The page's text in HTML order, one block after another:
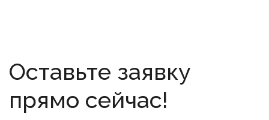
Оставьте заявку
прямо сейчас!